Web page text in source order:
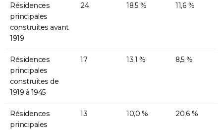
Résidences
principales
construites avant
1919
24 18,5 % 11,6 %
Résidences
principales
construites de
1919 à 1945
17 13,1 % 8,5 %
Résidences
principales
13 10,0 % 20,6 %